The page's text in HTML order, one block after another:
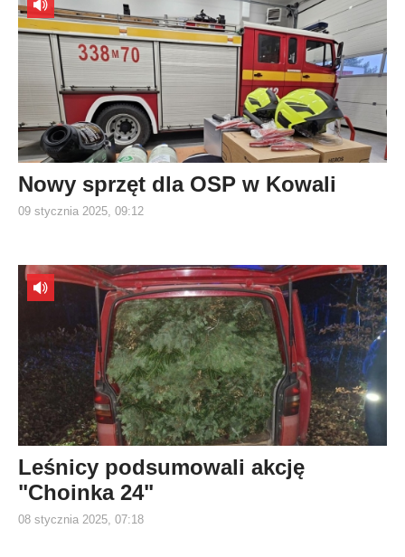
Nowy sprzęt dla OSP w Kowali
09 stycznia 2025, 09:12
Leśnicy podsumowali akcję
"Choinka 24"
08 stycznia 2025, 07:18